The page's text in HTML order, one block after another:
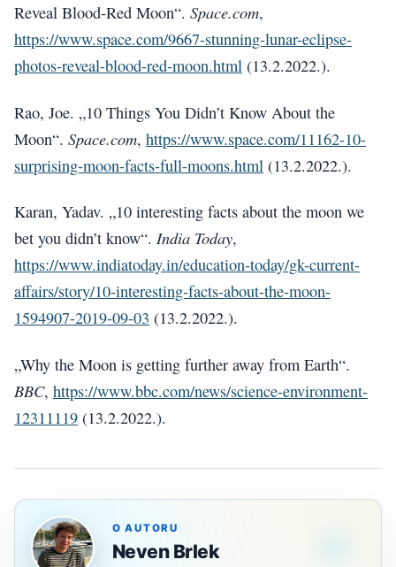
Reveal Blood-Red Moon“. Space.com,
https://www.space.com/9667-stunning-lunar-eclipse-
photos-reveal-blood-red-moon.html (13.2.2022.).
Rao, Joe. „10 Things You Didn’t Know About the
Moon“. Space.com, https://www.space.com/11162-10-
surprising-moon-facts-full-moons.html (13.2.2022.).
Karan, Yadav. „10 interesting facts about the moon we
bet you didn’t know“. India Today,
https://www.indiatoday.in/education-today/gk-current-
affairs/story/10-interesting-facts-about-the-moon-
1594907-2019-09-03 (13.2.2022.).
„Why the Moon is getting further away from Earth“.
BBC, https://www.bbc.com/news/science-environment-
12311119 (13.2.2022.).
O AUTORU
Neven Brlek